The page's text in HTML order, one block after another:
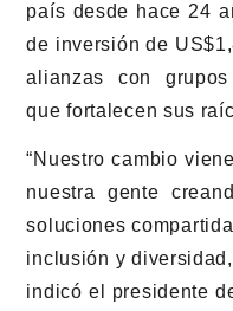
país desde hace 24
de inversión de
alianzas con grupos
que fortalecen sus
“Nuestro cambio
nuestra gente
soluciones
inclusión y
indicó el presidente